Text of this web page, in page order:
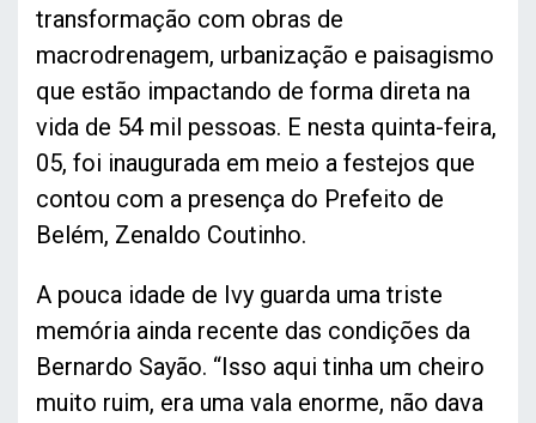
transformação com obras de
macrodrenagem, urbanização e paisagismo
que estão impactando de forma direta na
vida de 54 mil pessoas. E nesta quinta-feira,
05, foi inaugurada em meio a festejos que
contou com a presença do Prefeito de
Belém, Zenaldo Coutinho.
A pouca idade de Ivy guarda uma triste
memória ainda recente das condições da
Bernardo Sayão. “Isso aqui tinha um cheiro
muito ruim, era uma vala enorme, não dava